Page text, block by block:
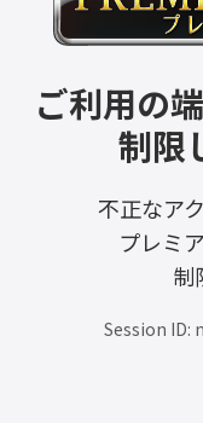
ご利用の
制限
不正なア
プレミ
制
Session ID: